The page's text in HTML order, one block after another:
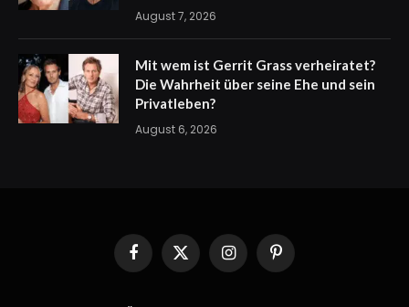
August 7, 2026
Mit wem ist Gerrit Grass verheiratet?
Die Wahrheit über seine Ehe und sein
Privatleben?
August 6, 2026
FacebookX
(Twitter)
InstagramPinterest